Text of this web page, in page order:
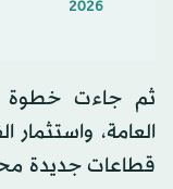
2026
ثم جاءت خطوة
العامة، واستثمار
قطاعات جديدة